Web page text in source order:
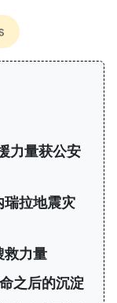
力量获公安
瑞拉地震灾
救力量
之后的沉淀